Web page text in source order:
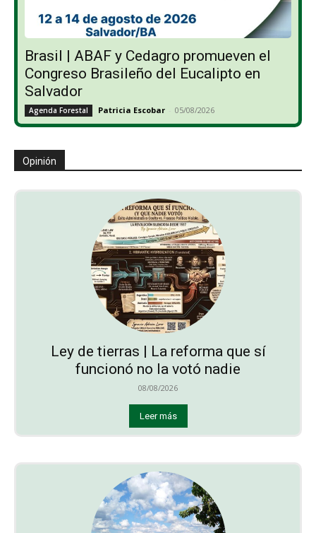
Brasil | ABAF y Cedagro promueven el
Congreso Brasileño del Eucalipto en
Salvador
Agenda Forestal Patricia Escobar - 05/08/2026
Opinión
Ley de tierras | La reforma que sí
funcionó no la votó nadie
08/08/2026
Leer más